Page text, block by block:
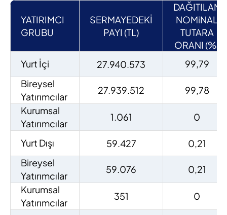
YATIRIMCI
GRUBU
SERMAYEDEKİ
PAYI (TL)
DAĞITILAN
NOMiNAL
TUTARA
ORANI (%)
Yurt İçi
27.940.573
99,79
Bireysel
Yatırımcılar
27.939.512
99,78
Kurumsal
Yatırımcılar
1.061 0
Yurt Dışı 59.427
0,21
Bireysel
Yatırımcılar
59.076
0,21
Kurumsal
Yatırımcılar
351 0